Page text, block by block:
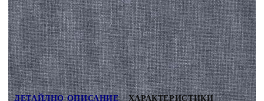
242220 21.450 кг
Оцени продукта
ДЕТАЙЛНО ОПИСАНИЕ ХАРАКТЕРИСТИКИ